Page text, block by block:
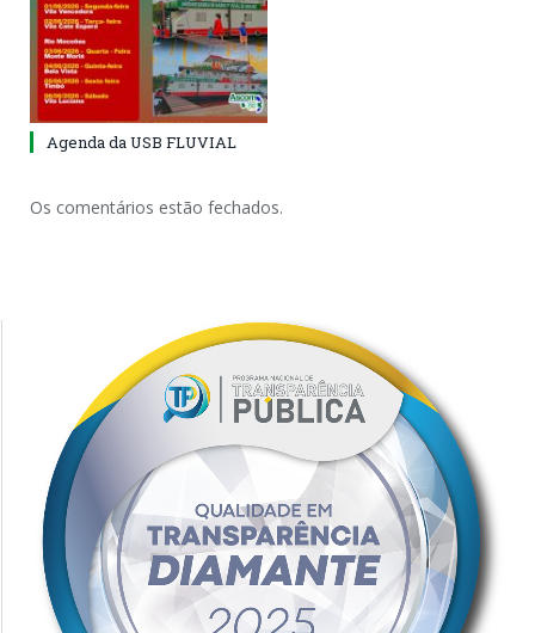
Agenda da USB FLUVIAL
Os comentários estão fechados.